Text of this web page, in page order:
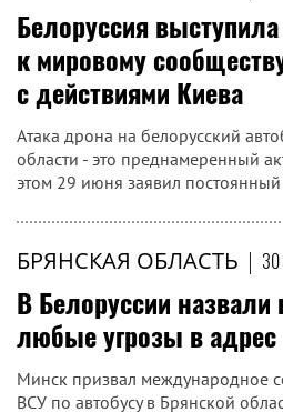
Белоруссия
к мировому
с действиями Киева
Атака дрона на белорусский
области - это преднамеренный
этом 29 июня заявил постоянный
БРЯНСКАЯ ОБЛАСТЬ |
В Белоруссии
любые угрозы в адрес
Минск призвал международное
ВСУ по автобусу в Брянской